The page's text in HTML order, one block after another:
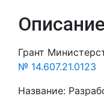
Описание
Грант
№ 14.607.21.0123
Название: